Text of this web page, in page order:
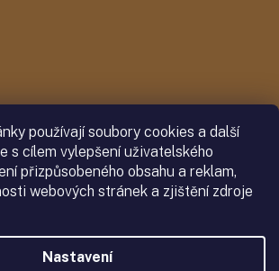
používají soubory cookies a další
s cílem vylepšení uživatelského
přizpůsobeného obsahu a reklam,
webových stránek a zjištění zdroje
Nastavení
Vytvořil Shoptet